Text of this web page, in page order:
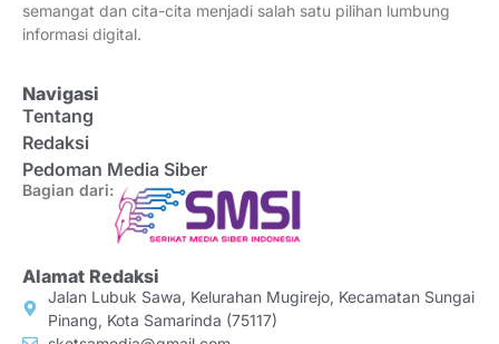
semangat dan cita-cita menjadi salah satu pilihan lumbung
informasi digital.
Navigasi
Tentang
Redaksi
Pedoman Media Siber
Bagian dari:
Alamat Redaksi
Jalan Lubuk Sawa, Kelurahan Mugirejo, Kecamatan Sungai
Pinang, Kota Samarinda (75117)